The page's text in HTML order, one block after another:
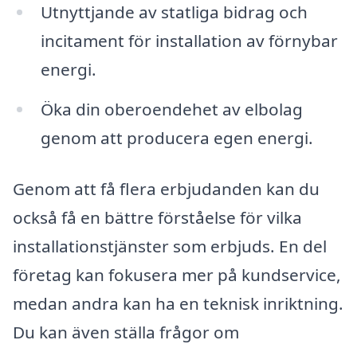
Utnyttjande av statliga bidrag och
incitament för installation av förnybar
energi.
Öka din oberoendehet av elbolag
genom att producera egen energi.
Genom att få flera erbjudanden kan du
också få en bättre förståelse för vilka
installationstjänster som erbjuds. En del
företag kan fokusera mer på kundservice,
medan andra kan ha en teknisk inriktning.
Du kan även ställa frågor om